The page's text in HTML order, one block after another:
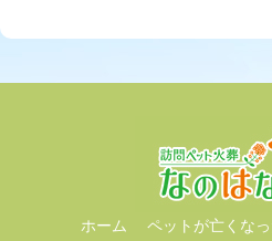
ホーム ペットが亡くな